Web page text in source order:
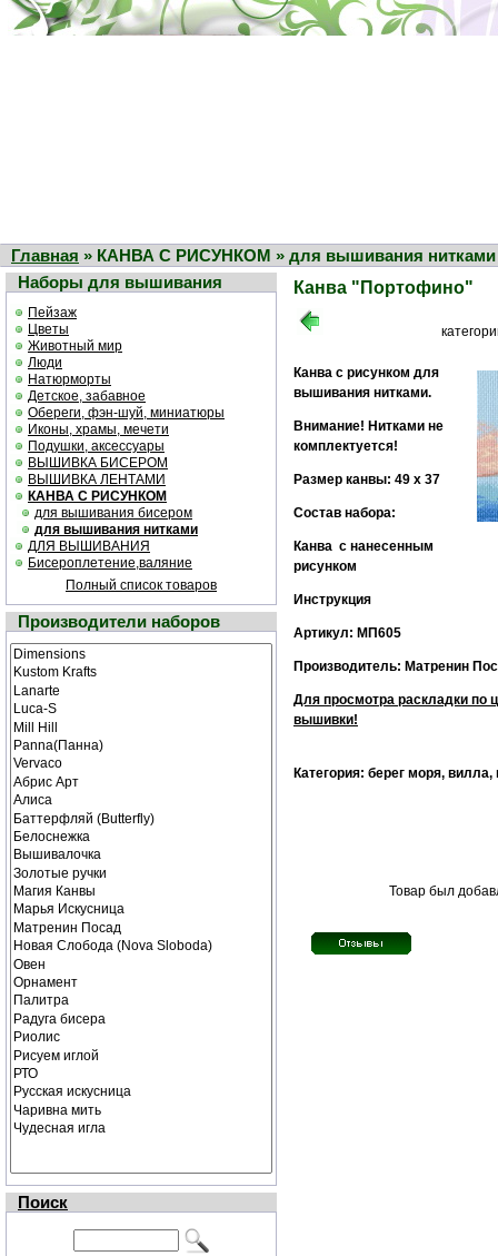
Главная » КАНВА С РИСУНКОМ » для вышивания нитками
Наборы для вышивания
Пейзаж
Цветы
Животный мир
Люди
Натюрморты
Детское, забавное
Обереги, фэн-шуй, миниатюры
Иконы, храмы, мечети
Подушки, аксессуары
ВЫШИВКА БИСЕРОМ
ВЫШИВКА ЛЕНТАМИ
КАНВА С РИСУНКОМ
для вышивания бисером
для вышивания нитками
ДЛЯ ВЫШИВАНИЯ
Бисероплетение,валяние
Полный список товаров
Производители наборов
Поиск
Канва "Портофино"
Канва с рисунком для
вышивания нитками.
Внимание! Нитками не
комплектуется!
Размер канвы: 49 x 37
Состав набора:
Канва с нанесенным
рисунком
Инструкция
Артикул: МП605
Производитель: Матренин
Для просмотра раскладки по
вышивки!
Категория: берег моря, вилла,
Товар был